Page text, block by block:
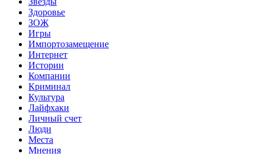
Здоровье
ЗОЖ
Игры
Импортозамещение
Интернет
Истории
Компании
Криминал
Культура
Лайфхаки
Личный счет
Люди
Места
Мнения